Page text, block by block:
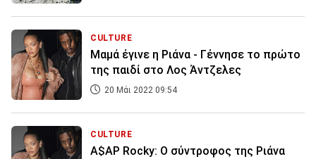
CULTURE
Μαμά έγινε η Ριάνα - Γέννησε το πρώτο
της παιδί στο Λος Άντζελες
20 Μάι 2022 09:54
CULTURE
A$AP Rocky: Ο σύντροφος της Ριάνα